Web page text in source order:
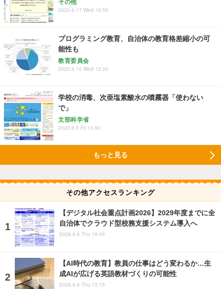
その他
2020.6.17 Wed 16:50
プログラミング教育、自治体の教育格差縮小の可
能性も
教育委員会
2020.6.10 Wed 12:20
学校の消毒、次亜塩素酸水の噴霧器「使わない
で」
文部科学省
2020.6.5 Fri 10:50
もっと見る
その他アクセスランキング
【デジタル社会重点計画2026】2029年度までに全
自治体でクラウド型校務支援システム導入へ
2026.8.6 Thu 16:45
【AI時代の教育】教員の仕事はどう変わるか…生
成AIが広げる英語教材づくりの可能性
2026.8.6 Thu 13:15